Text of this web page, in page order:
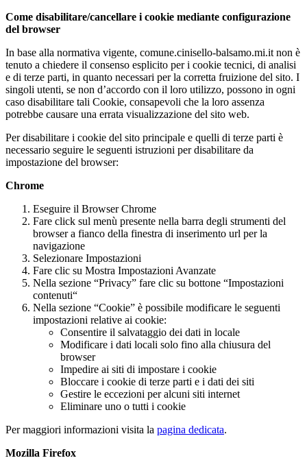
Come disabilitare/cancellare i cookie mediante configurazione
del browser
In base alla normativa vigente, comune.cinisello-balsamo.mi.it non è
tenuto a chiedere il consenso esplicito per i cookie tecnici, di analisi
e di terze parti, in quanto necessari per la corretta fruizione del sito. I
singoli utenti, se non d’accordo con il loro utilizzo, possono in ogni
caso disabilitare tali Cookie, consapevoli che la loro assenza
potrebbe causare una errata visualizzazione del sito web.
Per disabilitare i cookie del sito principale e quelli di terze parti è
necessario seguire le seguenti istruzioni per disabilitare da
impostazione del browser:
Chrome
Eseguire il Browser Chrome
Fare click sul menù presente nella barra degli strumenti del
browser a fianco della finestra di inserimento url per la
navigazione
Selezionare Impostazioni
Fare clic su Mostra Impostazioni Avanzate
Nella sezione “Privacy” fare clic su bottone “Impostazioni
contenuti“
Nella sezione “Cookie” è possibile modificare le seguenti
impostazioni relative ai cookie:
Consentire il salvataggio dei dati in locale
Modificare i dati locali solo fino alla chiusura del
browser
Impedire ai siti di impostare i cookie
Bloccare i cookie di terze parti e i dati dei siti
Gestire le eccezioni per alcuni siti internet
Eliminare uno o tutti i cookie
Per maggiori informazioni visita la pagina dedicata.
Mozilla Firefox